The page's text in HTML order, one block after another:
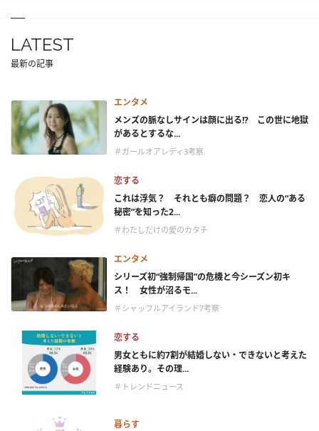
LATEST
最新の記事
エンタメ
メンズの脈なしサインは顔に出る!? この世に地獄
があるとするな...
＃ガールオアレディ3考察
恋する
これは浮気？ それとも癖の問題？ 恋人の“ある
秘密”を知った2...
＃わたしだけの愛のカタチ
エンタメ
シリーズ初“強制帰国”の危機と今シーズン初キ
ス！ 女性が沼るモ...
＃シャッフルアイランド7考察
恋する
男女ともに約7割が結婚しない・できないと考えた
経験あり。その理...
＃トレンドニュース
暮らす